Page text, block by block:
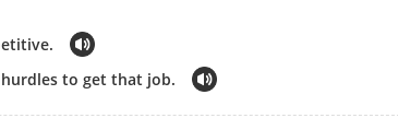
to get that job.